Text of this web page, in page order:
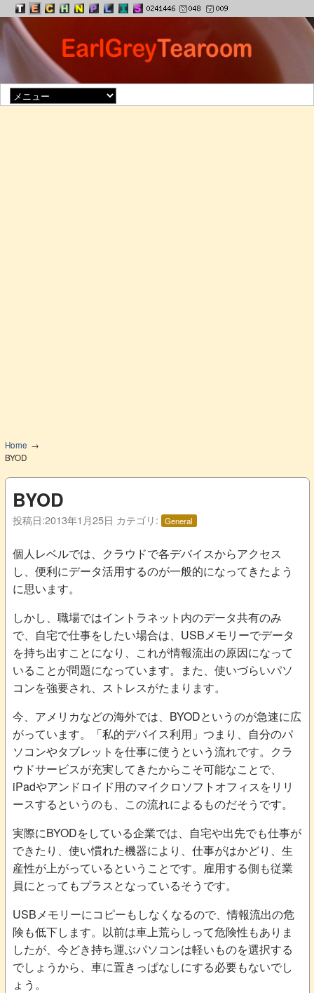
Home
BYOD
BYOD
投稿日:2013年1月25日 カテゴリ: General
個人レベルでは、クラウドで各デバイスからアクセス
し、便利にデータ活用するのが一般的になってきたよう
に思います。
しかし、職場ではイントラネット内のデータ共有のみ
で、自宅で仕事をしたい場合は、USBメモリーでデータ
を持ち出すことになり、これが情報流出の原因になって
いることが問題になっています。また、使いづらいパソ
コンを強要され、ストレスがたまります。
今、アメリカなどの海外では、BYODというのが急速に広
がっています。「私的デバイス利用」つまり、自分のパ
ソコンやタブレットを仕事に使うという流れです。クラ
ウドサービスが充実してきたからこそ可能なことで、
iPadやアンドロイド用のマイクロソフトオフィスをリリ
ースするというのも、この流れによるものだそうです。
実際にBYODをしている企業では、自宅や出先でも仕事が
できたり、使い慣れた機器により、仕事がはかどり、生
産性が上がっているということです。雇用する側も従業
員にとってもプラスとなっているそうです。
USBメモリーにコピーもしなくなるので、情報流出の危
険も低下します。以前は車上荒らしって危険性もありま
したが、今どき持ち運ぶパソコンは軽いものを選択する
でしょうから、車に置きっぱなしにする必要もないでし
ょう。